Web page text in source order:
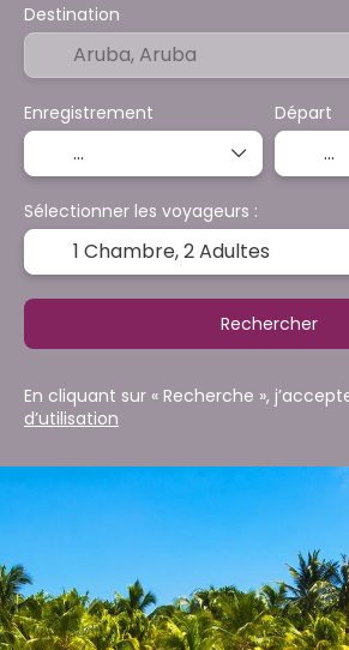
Destination
Enregistrement Départ
Sélectionner les voyageurs :
1 Chambre,2 Adultes
Rechercher
En cliquant sur « Recherche »,
d’utilisation